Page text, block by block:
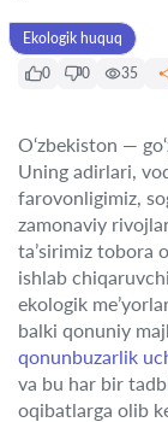
Ekologik huquq
0
0 35
O‘zbekiston —
Uning adirlari,
farovonligimiz,
zamonaviy
ta’sirimiz tobora
ishlab
ekologik
balki qonuniy
qonunbuzarlik
va bu har bir
oqibatlarga olib